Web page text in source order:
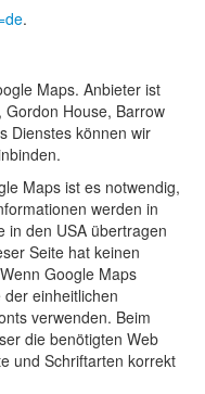
.
Maps. Anbieter ist
Gordon House, Barrow
Dienstes können wir
Maps ist es notwendig,
werden in
in den USA übertragen
Seite hat keinen
Google Maps
einheitlichen
verwenden. Beim
die benötigten Web
und Schriftarten korrekt